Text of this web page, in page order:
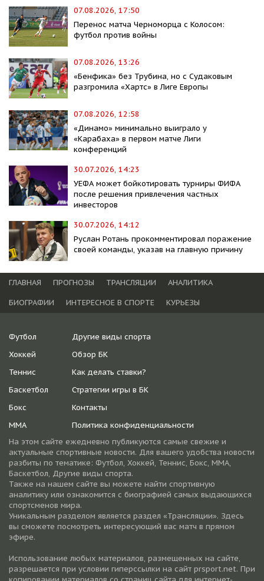
07.08.2026, 17:50
Перенос матча Черноморца с Колосом:
футбол против войны
07.08.2026, 13:26
«Бенфика» без Трубина, но с Судаковым
разгромила «Хартс» в Лиге Европы
07.08.2026, 12:58
«Динамо» минимально выиграло у
«Карабаха» в первом матче Лиги
конференций
30.07.2026, 14:23
УЕФА может бойкотировать турниры ФИФА
после решения привлечения частных
инвесторов
30.07.2026, 14:12
Руслан Ротань прокомментировал поражение
своей команды, указав на главную причину
ГЛАВНАЯ ПРОГНОЗЫ ТРАНСЛЯЦИИ
АНАЛИТИКА
БИОГРАФИИ
ИНТЕРЕСНОЕ В СПОРТЕ КУРЬЕЗЫ
Футбол
Хоккей
Теннис
Баскетбол
Бокс
ММА
Другие виды спорта
Обзор БК
Как делать ставки?
Стратегии игры в БК
Контакты
Политика конфиденциальности
На этом сайте ежедневно публикуются самые свежие и
актуальные спортивные новости. Для вашего удобства новости
разбиты по тематике: Футбол, Хоккей, Теннис, Бокс, ММА,
Баскетбол, Другие виды спорта.
Также на нашем сайте вы можете найти спортивную
аналитику или ознакомится с биографией самых выдающихся
спортсменов мира.
Уникальным разделом является раздел «Трансляции». Здесь
вы сможете посмотреть интересующий вас матч в прямом
эфире.
Использование любых материалов, размещенных на сайте,
разрешается при условии гиперссылки на cайт prsport.net. При